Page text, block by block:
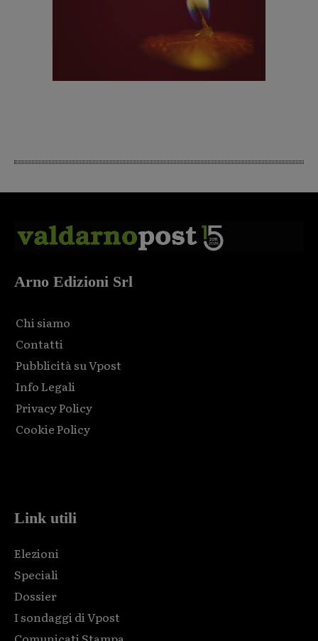
Arno Edizioni Srl
Chi siamo
Contatti
Pubblicità su Vpost
Info Legali
Privacy Policy
Cookie Policy
Link utili
Elezioni
Speciali
Dossier
I sondaggi di Vpost